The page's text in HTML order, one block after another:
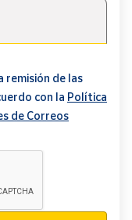
remisión de las
con la Política
de Correos